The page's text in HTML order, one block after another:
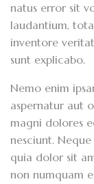
natus error sit
laudantium,
inventore
sunt explicabo.
Nemo enim
aspernatur aut
magni dolores
nesciunt.
quia dolor sit
non numquam